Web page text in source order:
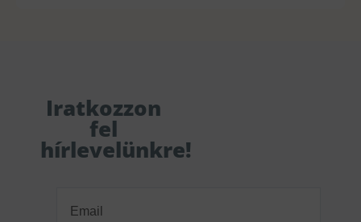
Iratkozzon
fel
hírlevelünkre!